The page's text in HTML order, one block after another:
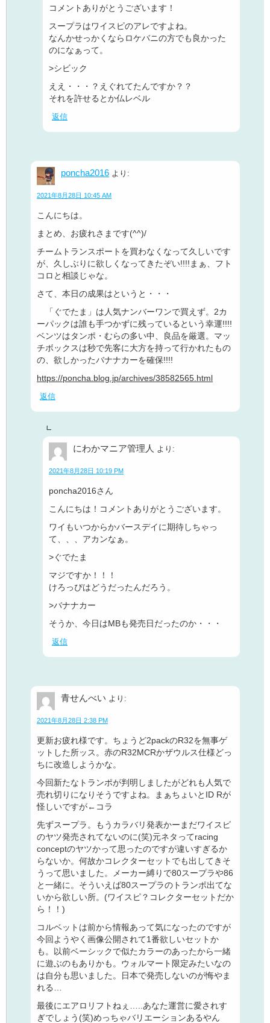
コメントありがとうございます！
スープラはワイスピのアレですよね。
なんかせっかくならロケバニの方でも良かった
のになぁって。
>シビック
ええ・・・？えぐれてたんですか？？
それを許せるとか仏レベル
返信
poncha2016 より:
2021年8月28日 10:45 AM
こんにちは。
まとめ、お疲れさまです(^^)/
チームトランスポートを買わなくなって久しいです
が、久しぶりに欲しくなってきたぞい!!!!まぁ、フト
コロと相談じゃな。
さて、本日の成果はというと・・・
「ぐでたま」は人気ナンバーワンで買えず。2カ
ーパックは誰も手つかずに残っているという幸運!!!!
ベンツはタンポ・むらの多い中、良品を厳選。マッ
チボックスは秒で先客に大方を持って行かれたもの
の、欲しかったバナナカーを確保!!!!
https://poncha.blog.jp/archives/38582565.html
返信
にわかマニア管理人 より:
2021年8月28日 10:19 PM
poncha2016さん
こんにちは！コメントありがとうございます。
ワイもいつからかバースデイに期待しちゃっ
て、、、アカンなぁ。
>ぐでたま
マジですか！！！
けろっぴはどうだったんだろう。
>バナナカー
そうか、今日はMBも発売日だったのか・・・
返信
青せんべい より:
2021年8月28日 2:38 PM
更新お疲れ様です。ちょうど2packのR32を無事ゲ
ットした所ッス。赤のR32MCRかザウルス仕様どっ
ちに改造しようかな。
今回新たなトランポが判明しましたがどれも人気で
売れ切りになりそうですよね。まぁちょいとID Rが
怪しいですが←コラ
先ずスープラ。もうカラバリ発表かーまだワイスピ
のヤツ発売されてないのに(笑)元ネタってracing
conceptのヤツかって思ったのですが違いすぎるか
らないか。何故かコレクターセットでも出してきそ
うって思いました。メーカー縛りで80スープラや86
と一緒に。そういえば80スープラのトランポ出てな
いから欲しい所。(ワイスピ？コレクターセットだか
ら！！)
コルベットは前から情報あって気になったのですが
今回ようやく画像公開されて1番欲しいセットか
も。以前ベーシックで似たカラーのあったから一緒
に遊ぶのもありかも。ウォルマート限定みたいなの
は自分も思いました。日本で発売しないのが悔やま
れる…
最後にエアロリフトねぇ…..あなた運営に愛されす
ぎでしょう(笑)めっちゃバリエーションあるやん